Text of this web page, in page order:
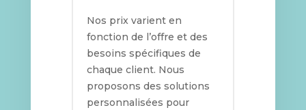
Nos prix varient en
fonction de l’offre et des
besoins spécifiques de
chaque client. Nous
proposons des solutions
personnalisées pour